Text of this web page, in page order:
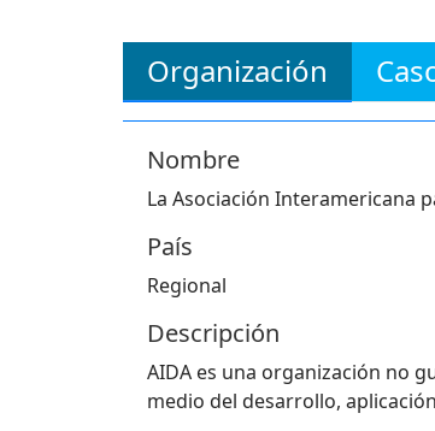
Organización
Nombre
La Asociación Interamericana
País
Regional
Descripción
AIDA es una organización no
medio del desarrollo,